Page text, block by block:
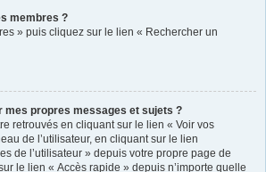
membres ?
» puis cliquez sur le lien « Rechercher un
mes propres messages et sujets ?
retrouvés en cliquant sur le lien « Voir vos
de l’utilisateur, en cliquant sur le lien
de l’utilisateur » depuis votre propre page de
le lien « Accès rapide » depuis n’importe quelle